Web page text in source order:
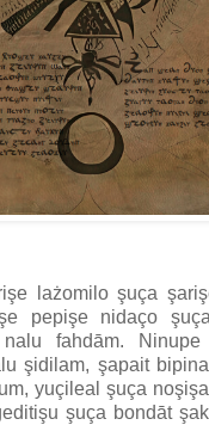
lażomilo şuça
pepişe nidaço
fahdām.
şidilam, şapait
yuçileal şuça
şuça bondāt